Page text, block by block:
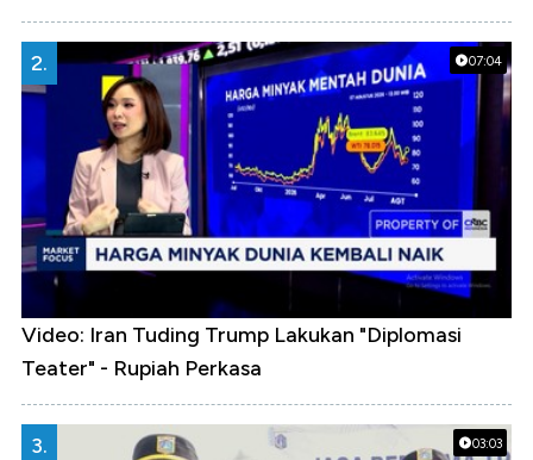
07:04
2.
Video: Iran Tuding Trump Lakukan "Diplomasi
Teater" - Rupiah Perkasa
03:03
3.